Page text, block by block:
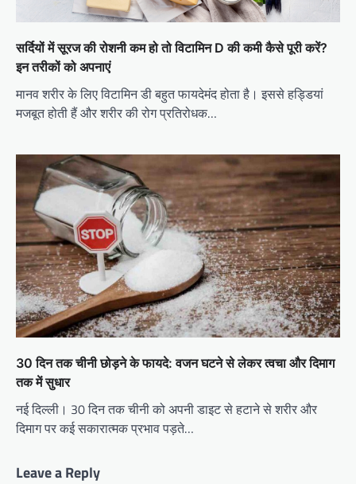
सर्दियों में सूरज की रोशनी कम हो तो विटामिन D की कमी कैसे पूरी करें?
इन तरीकों को अपनाएं
मानव शरीर के लिए विटामिन डी बहुत फायदेमंद होता है। इससे हड्डियां
मजबूत होती हैं और शरीर की रोग प्रतिरोधक…
30 दिन तक चीनी छोड़ने के फायदे: वजन घटने से लेकर त्वचा और दिमाग
तक में सुधार
नई दिल्ली। 30 दिन तक चीनी को अपनी डाइट से हटाने से शरीर और
दिमाग पर कई सकारात्मक प्रभाव पड़ते…
Leave a Reply